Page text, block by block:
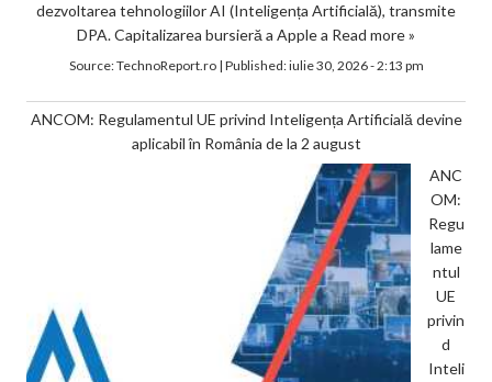
dezvoltarea tehnologiilor AI (Inteligența Artificială), transmite
DPA. Capitalizarea bursieră a Apple a Read more »
Source:TechnoReport.ro| Published:iulie 30, 2026 - 2:13 pm
ANCOM: Regulamentul UE privind Inteligența Artificială devine
aplicabil în România de la 2 august
ANC
OM:
Regu
lame
ntul
UE
privin
d
Inteli